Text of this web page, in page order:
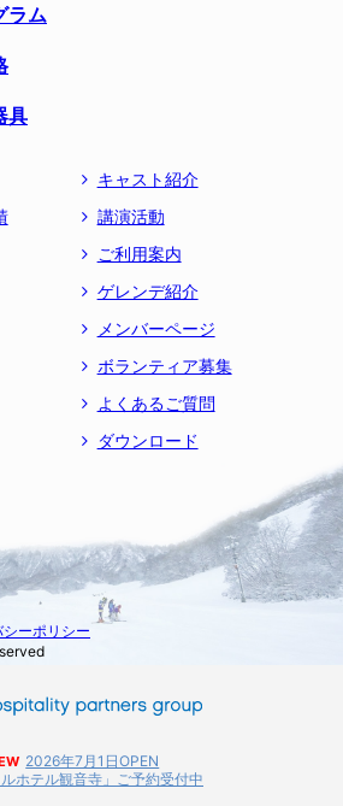
ラム
具
キャスト紹介
講演活動
ご利用案内
ゲレンデ紹介
メンバーページ
ボランティア募集
よくあるご質問
ダウンロード
シーポリシー
2026年7月1日OPEN
ルホテル観音寺」ご予約受付中